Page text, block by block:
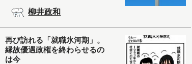
柳井政和
再び訪れる「就職氷河期」。
縁故優遇政権を終わらせるの
は今